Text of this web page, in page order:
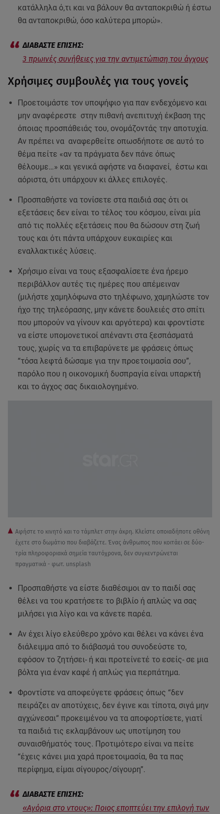
κατάλληλα ό,τι και να βάλουν θα ανταποκριθώ ή έστω
θα ανταποκριθώ, όσο καλύτερα μπορώ».
3 πρωινές συνήθειες για την αντιμετώπιση του άγχους
Χρήσιμες συμβουλές για τους γονείς
Προετοιμάστε τον υποψήφιο για παν ενδεχόμενο και
μην αναφέρεστε στην πιθανή ανεπιτυχή έκβαση της
όποιας προσπάθειάς του, ονομάζοντάς την αποτυχία.
Αν πρέπει να αναφερθείτε οπωσδήποτε σε αυτό το
θέμα πείτε «αν τα πράγματα δεν πάνε όπως
θέλουμε…» και γενικά αφήστε να διαφανεί, έστω και
αόριστα, ότι υπάρχουν κι άλλες επιλογές.
Προσπαθήστε να τονίσετε στα παιδιά σας ότι οι
εξετάσεις δεν είναι το τέλος του κόσμου, είναι μία
από τις πολλές εξετάσεις που θα δώσουν στη ζωή
τους και ότι πάντα υπάρχουν ευκαιρίες και
εναλλακτικές λύσεις.
Χρήσιμο είναι να τους εξασφαλίσετε ένα ήρεμο
περιβάλλον αυτές τις ημέρες που απέμειναν
(μιλήστε χαμηλόφωνα στο τηλέφωνο, χαμηλώστε τον
ήχο της τηλεόρασης, μην κάνετε δουλειές στο σπίτι
που μπορούν να γίνουν και αργότερα) και φροντίστε
να είστε υπομονετικοί απέναντι στα ξεσπάσματά
τους, χωρίς να τα επιβαρύνετε με φράσεις όπως
“τόσα λεφτά δώσαμε για την προετοιμασία σου”,
παρόλο που η οικονομική δυσπραγία είναι υπαρκτή
και το άγχος σας δικαιολογημένο.
Αφήστε το κινητό και το τάμπλετ στην άκρη. Κλείστε οποιαδήποτε οθόνη
έχετε στο δωμάτιο που διαβάζετε. Ένας άνθρωπος που κοιτάει σε δύο-
τρία πληροφοριακά σημεία ταυτόχρονα, δεν συγκεντρώνεται
πραγματικά - φωτ. unsplash
Προσπαθήστε να είστε διαθέσιμοι αν το παιδί σας
θέλει να του κρατήσετε το βιβλίο ή απλώς να σας
μιλήσει για λίγο και να κάνετε παρέα.
Αν έχει λίγο ελεύθερο χρόνο και θέλει να κάνει ένα
διάλειμμα από το διάβασμά του συνοδεύστε το,
εφόσον το ζητήσει- ή και προτείνετέ το εσείς- σε μια
βόλτα για έναν καφέ ή απλώς για περπάτημα.
Φροντίστε να αποφεύγετε φράσεις όπως “δεν
πειράζει αν αποτύχεις, δεν έγινε και τίποτα, σιγά μην
αγχώνεσαι“ προκειμένου να τα αποφορτίσετε, γιατί
τα παιδιά τις εκλαμβάνουν ως υποτίμηση του
συναισθήματός τους. Προτιμότερο είναι να πείτε
“έχεις κάνει μια χαρά προετοιμασία, θα τα πας
περίφημα, είμαι σίγουρος/σίγουρη”.
«Αγόρια στο ντους»: Ποιος εποπτεύει την επιλογή των